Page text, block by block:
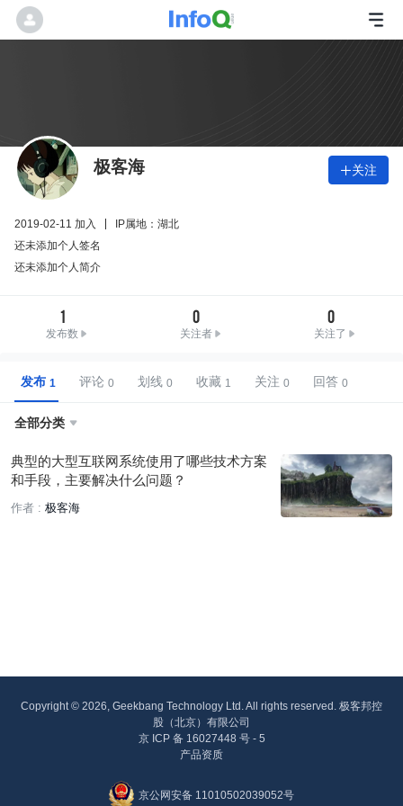
极客海 关注
2019-02-11 加入
IP属地：湖北
还未添加个人签名
还未添加个人简介
1
发布数
0
关注者
0
关注了
发布 评论 划线 收藏 关注 回答
全部分类 
典型的大型互联网系统使用了哪些技术方案
和手段，主要解决什么问题？
作者 : 极客海
Copyright © 2026, Geekbang Technology Ltd. All rights reserved. 极客邦控
股（北京）有限公司
京 ICP 备 16027448 号 - 5
产品资质
京公网安备 11010502039052号